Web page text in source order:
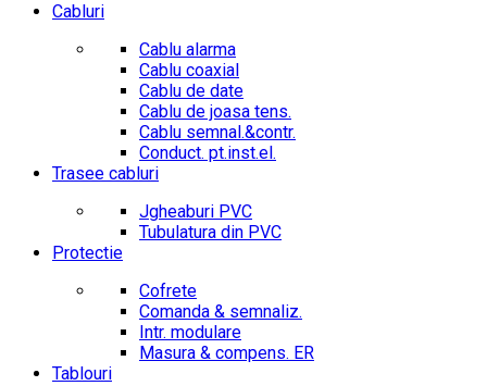
Cabluri
Cablu alarma
Cablu coaxial
Cablu de date
Cablu de joasa tens.
Cablu semnal.&contr.
Conduct. pt.inst.el.
Trasee cabluri
Jgheaburi PVC
Tubulatura din PVC
Protectie
Cofrete
Comanda & semnaliz.
Intr. modulare
Masura & compens. ER
Tablouri